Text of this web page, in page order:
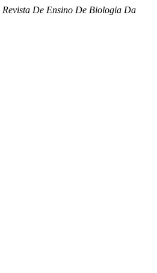
Revista De Ensino De Biologia Da